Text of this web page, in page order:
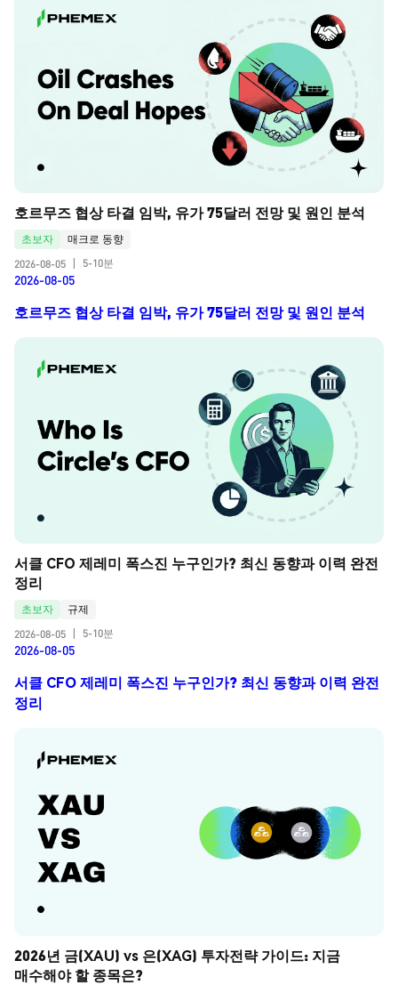
호르무즈 협상 타결 임박, 유가 75달러 전망 및 원인 분석
초보자
매크로 동향
2026-08-05
5-10분
2026-08-05
호르무즈 협상 타결 임박, 유가 75달러 전망 및 원인 분석
서클 CFO 제레미 폭스진 누구인가? 최신 동향과 이력 완전
정리
초보자
규제
2026-08-05
5-10분
2026-08-05
서클 CFO 제레미 폭스진 누구인가? 최신 동향과 이력 완전
정리
2026년 금(XAU) vs 은(XAG) 투자전략 가이드: 지금
매수해야 할 종목은?